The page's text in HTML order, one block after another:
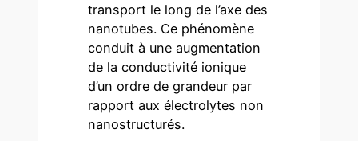
transport le long de l’axe des
nanotubes. Ce phénomène
conduit à une augmentation
de la conductivité ionique
d’un ordre de grandeur par
rapport aux électrolytes non
nanostructurés.